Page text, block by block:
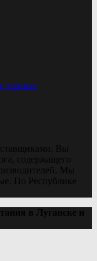
данных
Вы
содержащего
Мы
По Республике
в Луганске и